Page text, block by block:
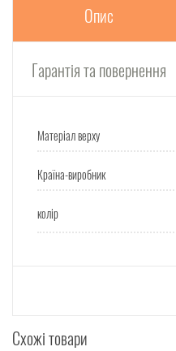
Опис
Гарантія та повернення
Матеріал верху
Країна-виробник
колір
Схожі товари